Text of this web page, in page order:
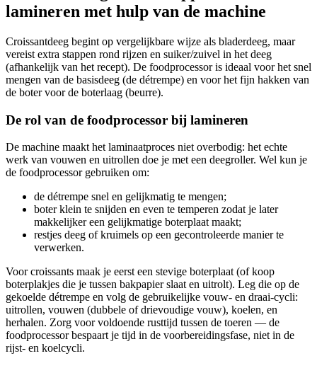
lamineren met hulp van de machine
Croissantdeeg begint op vergelijkbare wijze als bladerdeeg, maar
vereist extra stappen rond rijzen en suiker/zuivel in het deeg
(afhankelijk van het recept). De foodprocessor is ideaal voor het snel
mengen van de basisdeeg (de détrempe) en voor het fijn hakken van
de boter voor de boterlaag (beurre).
De rol van de foodprocessor bij lamineren
De machine maakt het laminaatproces niet overbodig: het echte
werk van vouwen en uitrollen doe je met een deegroller. Wel kun je
de foodprocessor gebruiken om:
de détrempe snel en gelijkmatig te mengen;
boter klein te snijden en even te temperen zodat je later
makkelijker een gelijkmatige boterplaat maakt;
restjes deeg of kruimels op een gecontroleerde manier te
verwerken.
Voor croissants maak je eerst een stevige boterplaat (of koop
boterplakjes die je tussen bakpapier slaat en uitrolt). Leg die op de
gekoelde détrempe en volg de gebruikelijke vouw- en draai-cycli:
uitrollen, vouwen (dubbele of drievoudige vouw), koelen, en
herhalen. Zorg voor voldoende rusttijd tussen de toeren — de
foodprocessor bespaart je tijd in de voorbereidingsfase, niet in de
rijst- en koelcycli.